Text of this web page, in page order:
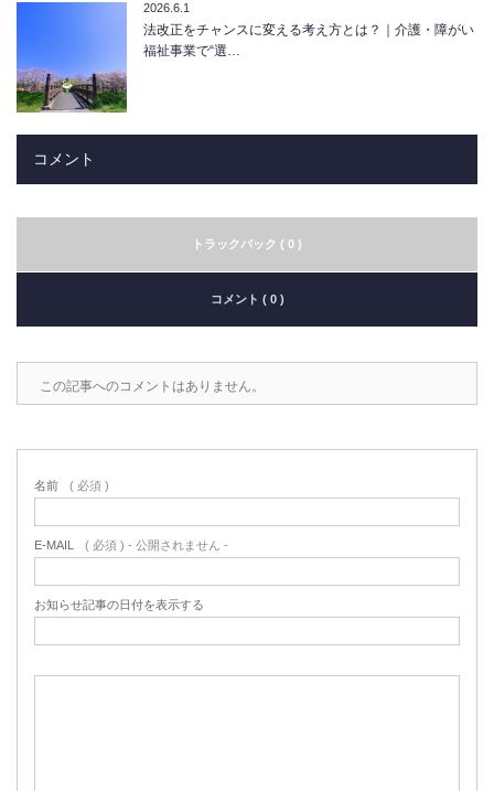
2026.6.1
法改正をチャンスに変える考え方とは？｜介護・障がい
福祉事業で“選…
コメント
トラックバック ( 0 )
コメント ( 0 )
この記事へのコメントはありません。
名前 ( 必須 )
E-MAIL ( 必須 ) - 公開されません -
お知らせ記事の日付を表示する